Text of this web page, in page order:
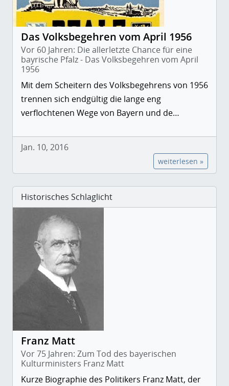
Das Volksbegehren vom April 1956
Vor 60 Jahren: Die allerletzte Chance für eine
bayrische Pfalz - Das Volksbegehren vom April
1956
Mit dem Scheitern des Volksbegehrens von 1956
trennen sich endgültig die lange eng
verflochtenen Wege von Bayern und de…
Jan. 10, 2016
weiterlesen »
Historisches Schlaglicht
Franz Matt
Vor 75 Jahren: Zum Tod des bayerischen
Kulturministers Franz Matt
Kurze Biographie des Politikers Franz Matt, der